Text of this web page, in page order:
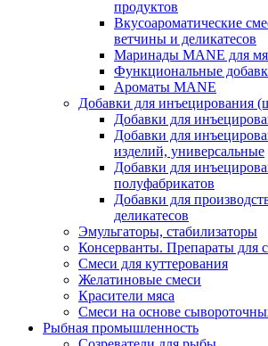
продуктов
Вкусоароматические
ветчины и деликатесов
Маринады MANE для
Функциональные
Ароматы MANE
Добавки для инъецирования
Добавки для
Добавки для
изделий, универсальные
Добавки для
полуфабрикатов
Добавки для
деликатесов
Эмульгаторы, стабилизаторы
Консерванты. Препараты для
Смеси для куттерования
Желатиновые смеси
Красители мяса
Смеси на основе
Рыбная промышленность